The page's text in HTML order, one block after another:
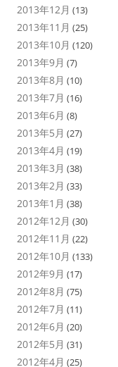
2013年12月 (13)
2013年11月 (25)
2013年10月 (120)
2013年9月 (7)
2013年8月 (10)
2013年7月 (16)
2013年6月 (8)
2013年5月 (27)
2013年4月 (19)
2013年3月 (38)
2013年2月 (33)
2013年1月 (38)
2012年12月 (30)
2012年11月 (22)
2012年10月 (133)
2012年9月 (17)
2012年8月 (75)
2012年7月 (11)
2012年6月 (20)
2012年5月 (31)
2012年4月 (25)